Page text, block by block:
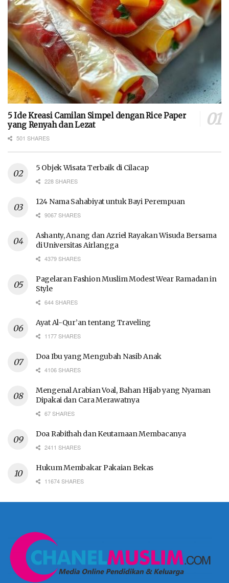
5 Ide Kreasi Camilan Simpel dengan Rice Paper
yang Renyah dan Lezat
501 SHARES
5 Objek Wisata Terbaik di Cilacap
228 SHARES
124 Nama Sahabiyat untuk Bayi Perempuan
9067 SHARES
Ashanty, Anang dan Azriel Rayakan Wisuda Bersama
di Universitas Airlangga
4379 SHARES
Pagelaran Fashion Muslim Modest Wear Ramadan in
Style
644 SHARES
Ayat Al-Qur’an tentang Traveling
1177 SHARES
Doa Ibu yang Mengubah Nasib Anak
4106 SHARES
Mengenal Arabian Voal, Bahan Hijab yang Nyaman
Dipakai dan Cara Merawatnya
67 SHARES
Doa Rabithah dan Keutamaan Membacanya
2411 SHARES
Hukum Membakar Pakaian Bekas
11674 SHARES